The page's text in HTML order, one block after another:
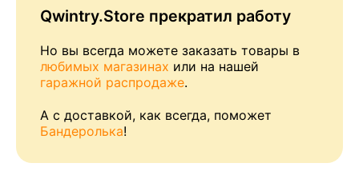
Qwintry.Store прекратил работу
Но вы всегда можете заказать товары в
любимых магазинах или на нашей
гаражной распродаже.
А с доставкой, как всегда, поможет
Бандеролька!